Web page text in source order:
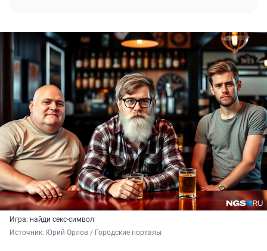
Игра: найди секс-символ
Источник: Юрий Орлов / Городские порталы